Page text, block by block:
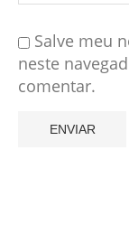
Salve meu
neste
comentar.